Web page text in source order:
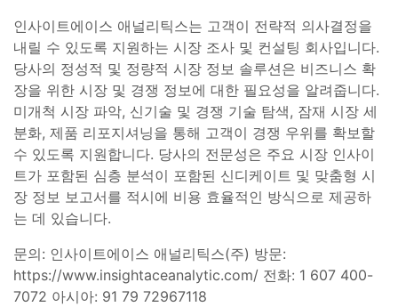
인사이트에이스 애널리틱스는 고객이 전략적 의사결정을
내릴 수 있도록 지원하는 시장 조사 및 컨설팅 회사입니다.
당사의 정성적 및 정량적 시장 정보 솔루션은 비즈니스 확
장을 위한 시장 및 경쟁 정보에 대한 필요성을 알려줍니다.
미개척 시장 파악, 신기술 및 경쟁 기술 탐색, 잠재 시장 세
분화, 제품 리포지셔닝을 통해 고객이 경쟁 우위를 확보할
수 있도록 지원합니다. 당사의 전문성은 주요 시장 인사이
트가 포함된 심층 분석이 포함된 신디케이트 및 맞춤형 시
장 정보 보고서를 적시에 비용 효율적인 방식으로 제공하
는 데 있습니다.
문의: 인사이트에이스 애널리틱스(주) 방문:
https://www.insightaceanalytic.com/ 전화: 1 607 400-
7072 아시아: 91 79 72967118